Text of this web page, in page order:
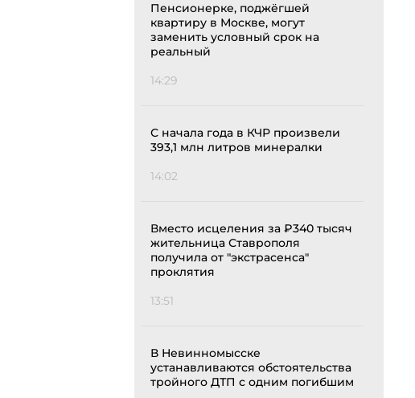
Пенсионерке, поджёгшей
квартиру в Москве, могут
заменить условный срок на
реальный
14:29
С начала года в КЧР произвели
393,1 млн литров минералки
14:02
Вместо исцеления за ₽340 тысяч
жительница Ставрополя
получила от "экстрасенса"
проклятия
13:51
В Невинномысске
устанавливаются обстоятельства
тройного ДТП с одним погибшим